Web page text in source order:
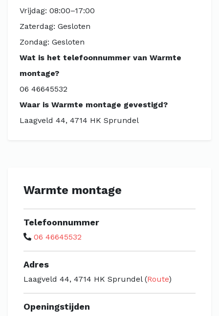
Vrijdag: 08:00–17:00
Zaterdag: Gesloten
Zondag: Gesloten
Wat is het telefoonnummer van Warmte
montage?
06 46645532
Waar is Warmte montage gevestigd?
Laagveld 44, 4714 HK Sprundel
Warmte montage
Telefoonnummer
06 46645532
Adres
Laagveld 44, 4714 HK Sprundel (Route)
Openingstijden